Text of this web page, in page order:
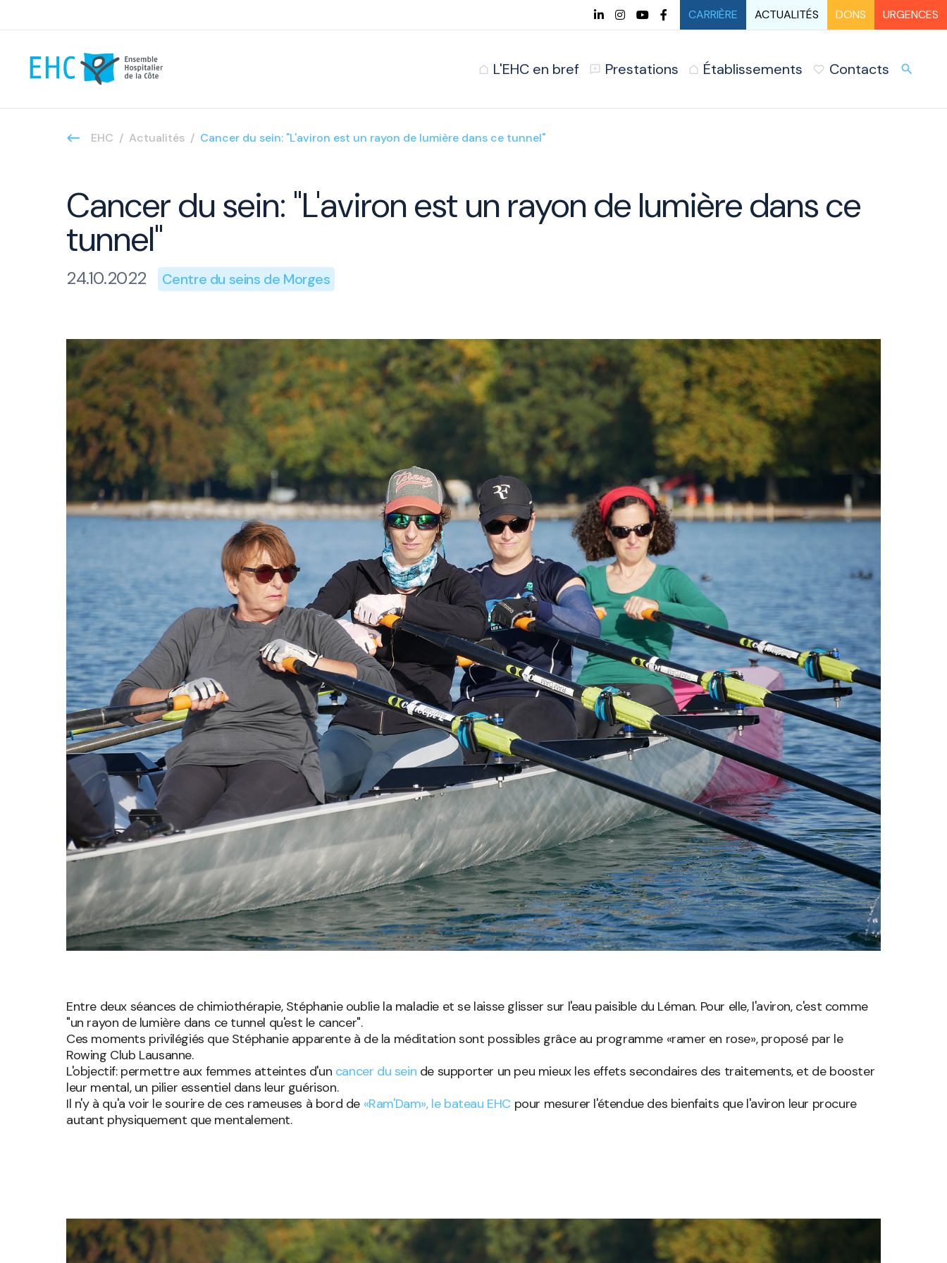
CARRIÈRE ACTUALITÉS DONS URGENCES
L'EHC en bref Prestations Établissements Contacts search
EHC Actualités Cancer du sein: "L'aviron est un rayon de lumière dans ce tunnel"
Cancer du sein: "L'aviron est un rayon de lumière dans ce
tunnel"
24.10.2022 Centre du seins de Morges
Entre deux séances de chimiothérapie, Stéphanie oublie la maladie et se laisse glisser sur l'eau paisible du Léman. Pour elle, l'aviron, c'est comme
"un rayon de lumière dans ce tunnel qu'est le cancer".
Ces moments privilégiés que Stéphanie apparente à de la méditation sont possibles grâce au programme «ramer en rose», proposé par le
Rowing Club Lausanne.
L'objectif: permettre aux femmes atteintes d'un cancer du sein de supporter un peu mieux les effets secondaires des traitements, et de booster
leur mental, un pilier essentiel dans leur guérison.
Il n'y à qu'a voir le sourire de ces rameuses à bord de «Ram'Dam», le bateau EHC pour mesurer l'étendue des bienfaits que l'aviron leur procure
autant physiquement que mentalement.